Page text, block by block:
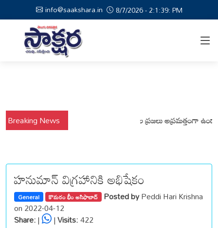
info@saakshara.in 8/7/2026 - 2:1:40: PM
Breaking News
నేపథ్యంలో కోటపల్లి, వేమనపల్లి మండలాల ప్రజలు అప్రమత్తంగా ఉండాలి
హనుమాన్ విగ్రహానికి అభిషేకం
General కొమరం భీం అసిఫాబాద్ Posted byPeddi Hari Krishna
on 2022-04-12
Share:| |Visits:422